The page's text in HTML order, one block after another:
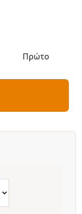
Πρώτο